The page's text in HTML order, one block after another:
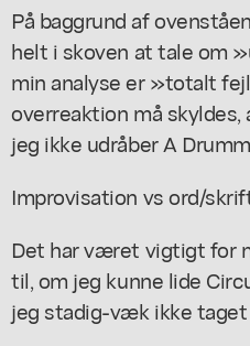
På baggrund af
helt i skoven at tale om
min analyse er »totalt
overreaktion må
jeg ikke udråber A
Improvisation vs ord/
Det har været vigtigt for
til, om jeg kunne lide
jeg stadig-væk ikke